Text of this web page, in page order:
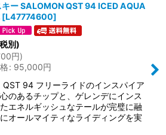
キー SALOMON QST 94 ICED AQUA
[L47774600]
別)
円)
: 95,000円
QST 94 フリーライドのインスパイア
のあるチップと、ゲレンデにインス
エネルギッシュなテールが完璧に融
オールマイティなライディングを実